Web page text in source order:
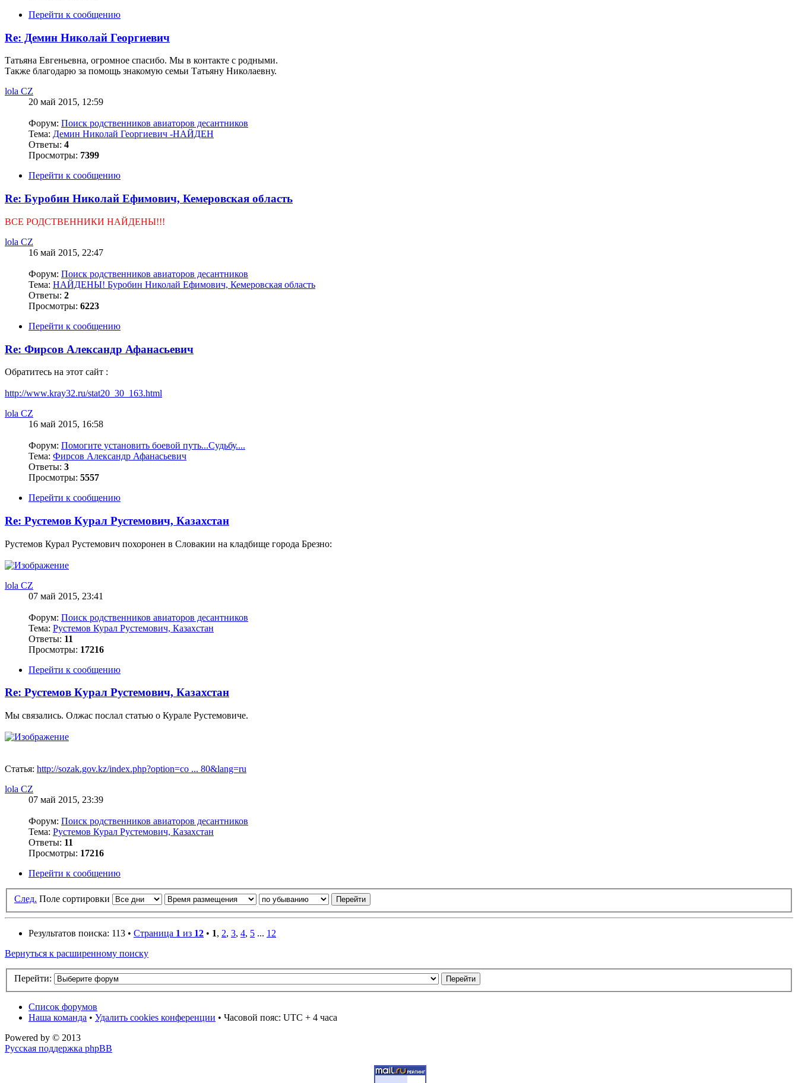
Перейти к сообщению
Re: Демин Николай Георгиевич
Татьяна Евгеньевна, огромное спасибо. Мы в контакте с родными.
Также благодарю за помощь знакомую семьи Татьяну Николаевну.
lola CZ
20 май 2015, 12:59
Форум: Поиск родственников авиаторов десантников
Тема: Демин Николай Георгиевич -НАЙДЕН
Ответы: 4
Просмотры: 7399
Перейти к сообщению
Re: Буробин Николай Ефимович, Кемеровская область
ВСЕ РОДСТВЕННИКИ НАЙДЕНЫ!!!
lola CZ
16 май 2015, 22:47
Форум: Поиск родственников авиаторов десантников
Тема: НАЙДЕНЫ! Буробин Николай Ефимович, Кемеровская область
Ответы: 2
Просмотры: 6223
Перейти к сообщению
Re: Фирсов Александр Афанасьевич
Обратитесь на этот сайт :
http://www.kray32.ru/stat20_30_163.html
lola CZ
16 май 2015, 16:58
Форум: Помогите установить боевой путь...Судьбу....
Тема: Фирсов Александр Афанасьевич
Ответы: 3
Просмотры: 5557
Перейти к сообщению
Re: Рустемов Курал Рустемович, Казахстан
Рустемов Курал Рустемович похоронен в Словакии на кладбище города Брезно:
lola CZ
07 май 2015, 23:41
Форум: Поиск родственников авиаторов десантников
Тема: Рустемов Курал Рустемович, Казахстан
Ответы: 11
Просмотры: 17216
Перейти к сообщению
Re: Рустемов Курал Рустемович, Казахстан
Мы связались. Олжас послал статью о Курале Рустемовиче.
Статья: http://sozak.gov.kz/index.php?option=co ... 80&lang=ru
lola CZ
07 май 2015, 23:39
Форум: Поиск родственников авиаторов десантников
Тема: Рустемов Курал Рустемович, Казахстан
Ответы: 11
Просмотры: 17216
Перейти к сообщению
След. Поле сортировки
Результатов поиска: 113 • Страница 1 из 12 • 1, 2, 3, 4, 5 ... 12
Вернуться к расширенному поиску
Перейти:
Список форумов
Наша команда • Удалить cookies конференции • Часовой пояс: UTC + 4 часа
Powered by © 2013
Русская поддержка phpBB